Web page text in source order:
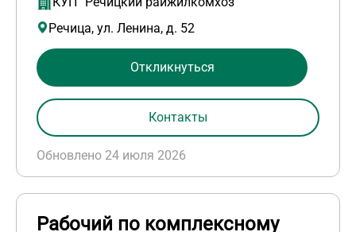
Речица, ул. Ленина, д. 52
Обновлено 24 июля 2026
Откликнуться
Контакты
Рабочий по комплексному